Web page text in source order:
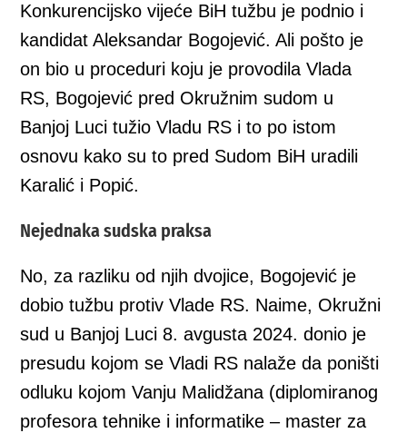
Konkurencijsko vijeće BiH tužbu je podnio i
kandidat Aleksandar Bogojević. Ali pošto je
on bio u proceduri koju je provodila Vlada
RS, Bogojević pred Okružnim sudom u
Banjoj Luci tužio Vladu RS i to po istom
osnovu kako su to pred Sudom BiH uradili
Karalić i Popić.
Nejednaka sudska praksa
No, za razliku od njih dvojice, Bogojević je
dobio tužbu protiv Vlade RS. Naime, Okružni
sud u Banjoj Luci 8. avgusta 2024. donio je
presudu kojom se Vladi RS nalaže da poništi
odluku kojom Vanju Malidžana (diplomiranog
profesora tehnike i informatike – master za